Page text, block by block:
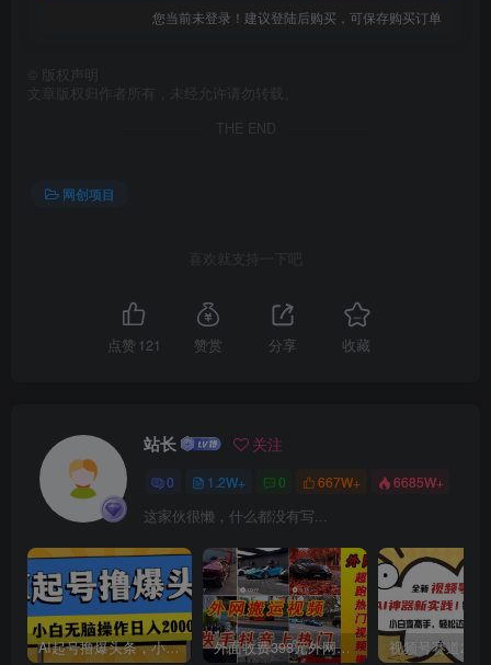
您当前未登录！建议登陆后购买，可保存购买订单
版权声明
文章版权归作者所有，未经允许请勿转载。
THE END
网创项目
喜欢就支持一下吧
点赞 121 赞赏 分享 收藏
站长 关注
0 1.2W+ 0 667W+ 6685W+
这家伙很懒，什么都没有写...
AI起号撸爆头条，小白也能操作，日入2000+ 外面收费398元外网超跑豪车汽车视频搬运至快手抖音上热门项目